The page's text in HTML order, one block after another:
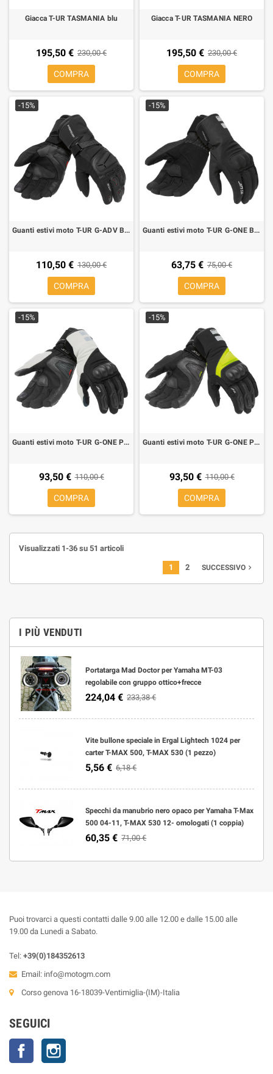
I PIÙ VENDUTI
Portatarga Mad Doctor per Yamaha MT-03
regolabile con gruppo ottico+frecce
224,04 € 233,38 €
Vite bullone speciale in Ergal Lightech 1024 per
carter T-MAX 500, T-MAX 530 (1 pezzo)
5,56 € 6,18 €
Specchi da manubrio nero opaco per Yamaha T-Max
500 04-11, T-MAX 530 12- omologati (1 coppia)
60,35 € 71,00 €
Giacca T-UR TASMANIA blu
195,50 € 230,00 €
COMPRA
Giacca T-UR TASMANIA NERO
195,50 € 230,00 €
COMPRA
-15%
Guanti estivi moto T-UR G-ADV BLACK
110,50 € 130,00 €
COMPRA
-15%
Guanti estivi moto T-UR G-ONE BLACK
63,75 € 75,00 €
COMPRA
-15%
Guanti estivi moto T-UR G-ONE PRO BLACK ICE
93,50 € 110,00 €
COMPRA
-15%
Guanti estivi moto T-UR G-ONE PRO BLACK YELLOW
93,50 € 110,00 €
COMPRA
Visualizzati 1-36 su 51 articoli
1 2 SUCCESSIVO navigate_next
Puoi trovarci a questi contatti dalle 9.00 alle 12.00 e dalle 15.00 alle
19.00 da Lunedi a Sabato.
Tel: +39(0)184352613
Email: info@motogm.com
Corso genova 16-18039-Ventimiglia-(IM)-Italia
SEGUICI
Facebook